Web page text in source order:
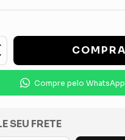
Compre pelo WhatsApp
FRETE
SEU FRETE